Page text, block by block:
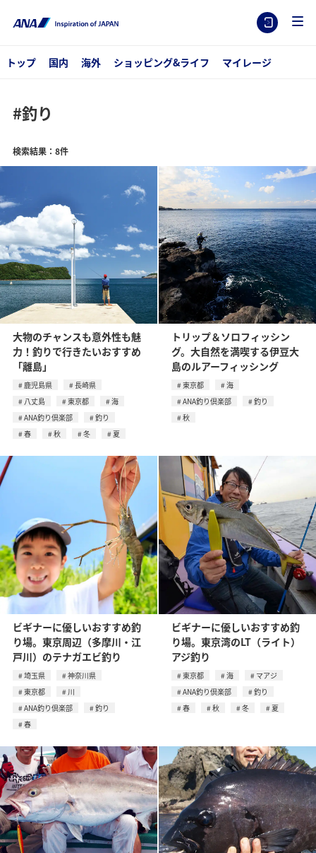
トップ 国内 海外 ショッピング&ライフ マイレージ
#釣り
検索結果：8件
大物のチャンスも意外性も魅
力！釣りで行きたいおすすめ
「離島」
鹿児島県
長崎県
八丈島
東京都
海
ANA釣り倶楽部
釣り
春
秋 冬 夏
トリップ＆ソロフィッシン
グ。大自然を満喫する伊豆大
島のルアーフィッシング
東京都
海
ANA釣り倶楽部
釣り
秋
ビギナーに優しいおすすめ釣
り場。東京周辺（多摩川・江
戸川）のテナガエビ釣り
埼玉県
神奈川県
東京都
川
ANA釣り倶楽部
釣り
春
ビギナーに優しいおすすめ釣
り場。東京湾のLT（ライト）
アジ釣り
東京都 海
マアジ
ANA釣り倶楽部
釣り
春
秋 冬 夏